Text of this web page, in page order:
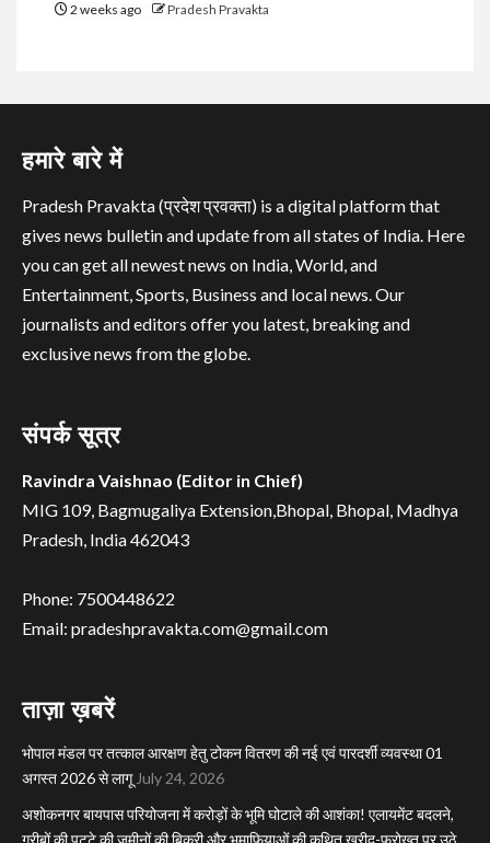
2 weeks ago Pradesh Pravakta
हमारे बारे में
Pradesh Pravakta (प्रदेश प्रवक्ता) is a digital platform that
gives news bulletin and update from all states of India. Here
you can get all newest news on India, World, and
Entertainment, Sports, Business and local news. Our
journalists and editors offer you latest, breaking and
exclusive news from the globe.
संपर्क सूत्र
Ravindra Vaishnao (Editor in Chief)
MIG 109, Bagmugaliya Extension,Bhopal, Bhopal, Madhya
Pradesh, India 462043
Phone: 7500448622
Email: pradeshpravakta.com@gmail.com
ताज़ा ख़बरें
भोपाल मंडल पर तत्काल आरक्षण हेतु टोकन वितरण की नई एवं पारदर्शी व्यवस्था 01
अगस्त 2026 से लागू July 24, 2026
अशोकनगर बायपास परियोजना में करोड़ों के भूमि घोटाले की आशंका! एलायमेंट बदलने,